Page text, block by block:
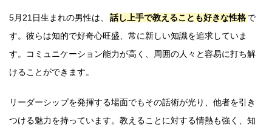
5月21日生まれの男性は、 話し上手で教えることも好きな性格で
す。彼らは知的で好奇心旺盛、常に新しい知識を追求していま
す。コミュニケーション能力が高く、周囲の人々と容易に打ち解
けることができます。
リーダーシップを発揮する場面でもその話術が光り、他者を引き
つける魅力を持っています。教えることに対する情熱も強く、知